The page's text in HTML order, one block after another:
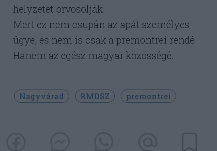
helyzetet orvosolják.
Mert ez nem csupán az apát személyes
ügye, és nem is csak a premontrei rendé.
Hanem az egész magyar közösségé.
Nagyvárad RMDSZ premontrei